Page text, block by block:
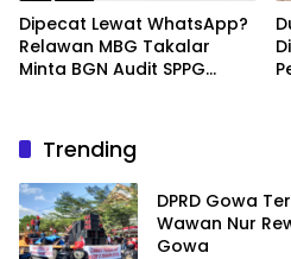
Dipecat Lewat WhatsApp?
Relawan MBG Takalar
Minta BGN Audit SPPG
Trending
DPRD Gowa
Wawan Nur
Gowa